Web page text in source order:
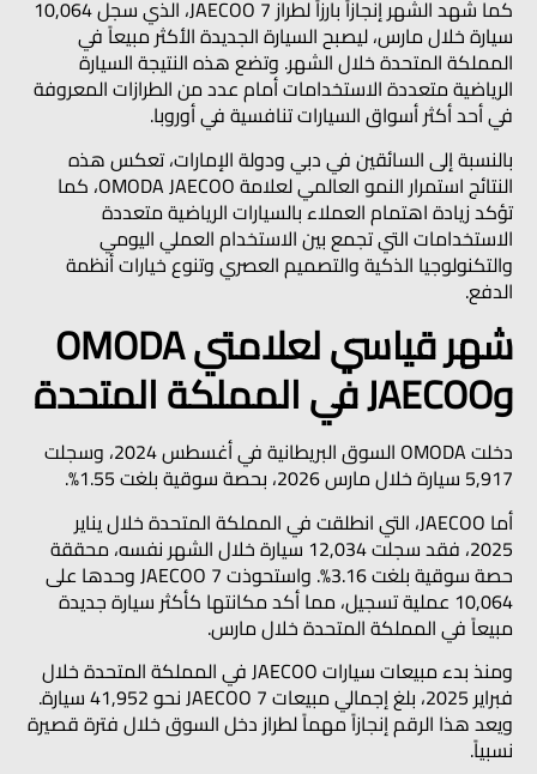
كما شهد الشهر إنجازاً بارزاً لطراز JAECOO 7، الذي سجل 10,064
سيارة خلال مارس، ليصبح السيارة الجديدة الأكثر مبيعاً في
المملكة المتحدة خلال الشهر. وتضع هذه النتيجة السيارة
الرياضية متعددة الاستخدامات أمام عدد من الطرازات المعروفة
في أحد أكثر أسواق السيارات تنافسية في أوروبا.
بالنسبة إلى السائقين في دبي ودولة الإمارات، تعكس هذه
النتائج استمرار النمو العالمي لعلامة OMODA JAECOO، كما
تؤكد زيادة اهتمام العملاء بالسيارات الرياضية متعددة
الاستخدامات التي تجمع بين الاستخدام العملي اليومي
والتكنولوجيا الذكية والتصميم العصري وتنوع خيارات أنظمة
الدفع.
شهر قياسي لعلامتي OMODA
وJAECOO في المملكة المتحدة
دخلت OMODA السوق البريطانية في أغسطس 2024، وسجلت
5,917 سيارة خلال مارس 2026، بحصة سوقية بلغت 1.55%.
أما JAECOO، التي انطلقت في المملكة المتحدة خلال يناير
2025، فقد سجلت 12,034 سيارة خلال الشهر نفسه، محققة
حصة سوقية بلغت 3.16%. واستحوذت JAECOO 7 وحدها على
10,064 عملية تسجيل، مما أكد مكانتها كأكثر سيارة جديدة
مبيعاً في المملكة المتحدة خلال مارس.
ومنذ بدء مبيعات سيارات JAECOO في المملكة المتحدة خلال
فبراير 2025، بلغ إجمالي مبيعات JAECOO 7 نحو 41,952 سيارة.
ويعد هذا الرقم إنجازاً مهماً لطراز دخل السوق خلال فترة قصيرة
نسبياً.